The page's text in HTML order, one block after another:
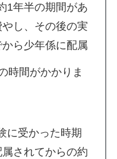
1年半の期間があ
し、その後の実
ら少年係に配属
時間がかかりま
に受かった時期
されてからの約